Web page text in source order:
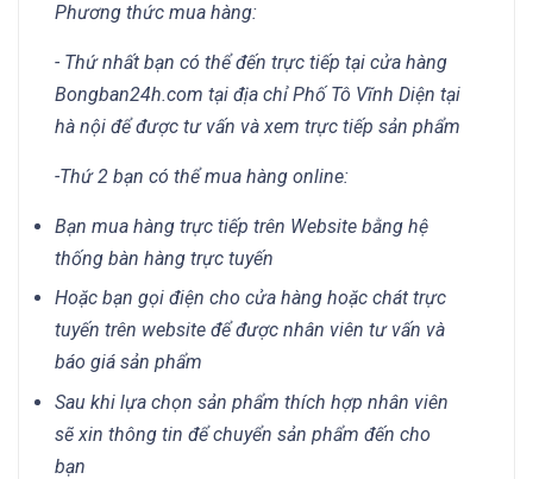
Phương thức mua hàng:
- Thứ nhất bạn có thể đến trực tiếp tại cửa hàng
Bongban24h.com tại địa chỉ Phố Tô Vĩnh Diện tại
hà nội để được tư vấn và xem trực tiếp sản phẩm
-Thứ 2 bạn có thể mua hàng online:
Bạn mua hàng trực tiếp trên Website bằng hệ
thống bàn hàng trực tuyến
Hoặc bạn gọi điện cho cửa hàng hoặc chát trực
tuyến trên website để được nhân viên tư vấn và
báo giá sản phẩm
Sau khi lựa chọn sản phẩm thích hợp nhân viên
sẽ xin thông tin để chuyển sản phẩm đến cho
bạn